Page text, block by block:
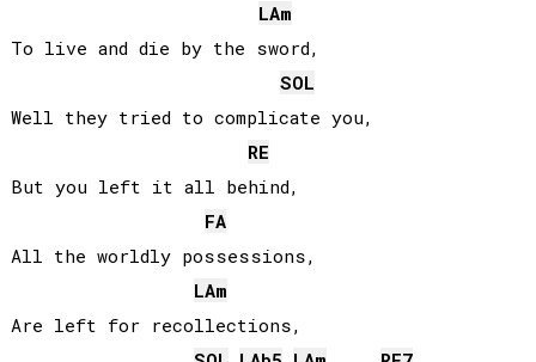
LAm
To live and die by the sword,
SOL
Well they tried to complicate you,
RE
But you left it all behind,
FA
All the worldly possessions,
LAm
Are left for recollections,